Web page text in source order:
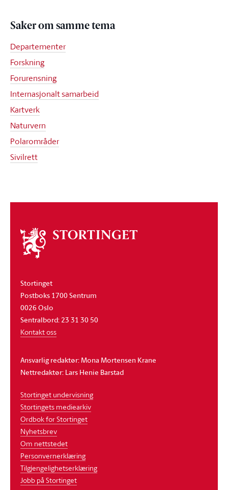
Saker om samme tema
Departementer
Forskning
Forurensning
Internasjonalt samarbeid
Kartverk
Naturvern
Polarområder
Sivilrett
Om
stortinget
Stortinget
Postboks 1700 Sentrum
0026 Oslo
Sentralbord: 23 31 30 50
Kontakt oss
Ansvarlig redaktør: Mona Mortensen Krane
Nettredaktør: Lars Henie Barstad
Stortinget undervisning
Stortingets mediearkiv
Ordbok for Stortinget
Nyhetsbrev
Om nettstedet
Personvernerklæring
Tilgjengelighetserklæring
Jobb på Stortinget